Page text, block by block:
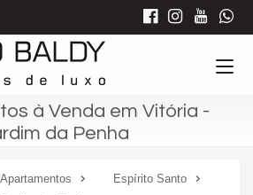
à Venda em Vitória -
da Penha
Apartamentos
Espírito Santo